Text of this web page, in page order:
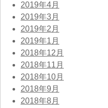
2019年4月
2019年3月
2019年2月
2019年1月
2018年12月
2018年11月
2018年10月
2018年9月
2018年8月